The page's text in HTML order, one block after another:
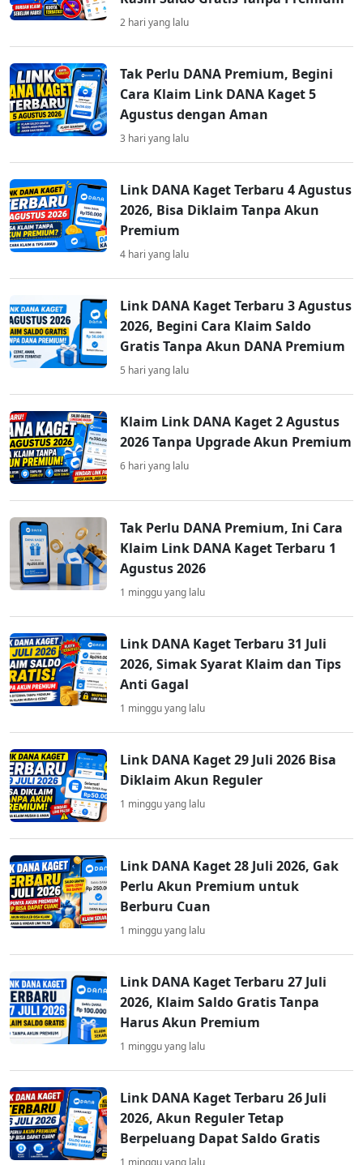
2 hari yang lalu
Tak Perlu DANA Premium, Begini
Cara Klaim Link DANA Kaget 5
Agustus dengan Aman
3 hari yang lalu
Link DANA Kaget Terbaru 4 Agustus
2026, Bisa Diklaim Tanpa Akun
Premium
4 hari yang lalu
Link DANA Kaget Terbaru 3 Agustus
2026, Begini Cara Klaim Saldo
Gratis Tanpa Akun DANA Premium
5 hari yang lalu
Klaim Link DANA Kaget 2 Agustus
2026 Tanpa Upgrade Akun Premium
6 hari yang lalu
Tak Perlu DANA Premium, Ini Cara
Klaim Link DANA Kaget Terbaru 1
Agustus 2026
1 minggu yang lalu
Link DANA Kaget Terbaru 31 Juli
2026, Simak Syarat Klaim dan Tips
Anti Gagal
1 minggu yang lalu
Link DANA Kaget 29 Juli 2026 Bisa
Diklaim Akun Reguler
1 minggu yang lalu
Link DANA Kaget 28 Juli 2026, Gak
Perlu Akun Premium untuk
Berburu Cuan
1 minggu yang lalu
Link DANA Kaget Terbaru 27 Juli
2026, Klaim Saldo Gratis Tanpa
Harus Akun Premium
1 minggu yang lalu
Link DANA Kaget Terbaru 26 Juli
2026, Akun Reguler Tetap
Berpeluang Dapat Saldo Gratis